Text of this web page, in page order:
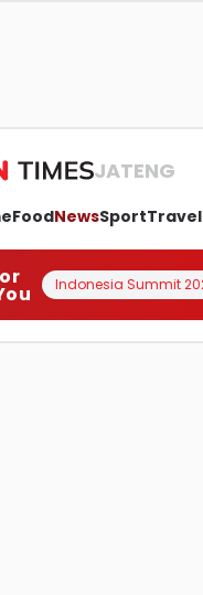
JATENG
FoodNewsSportTravel
Indonesia Summit